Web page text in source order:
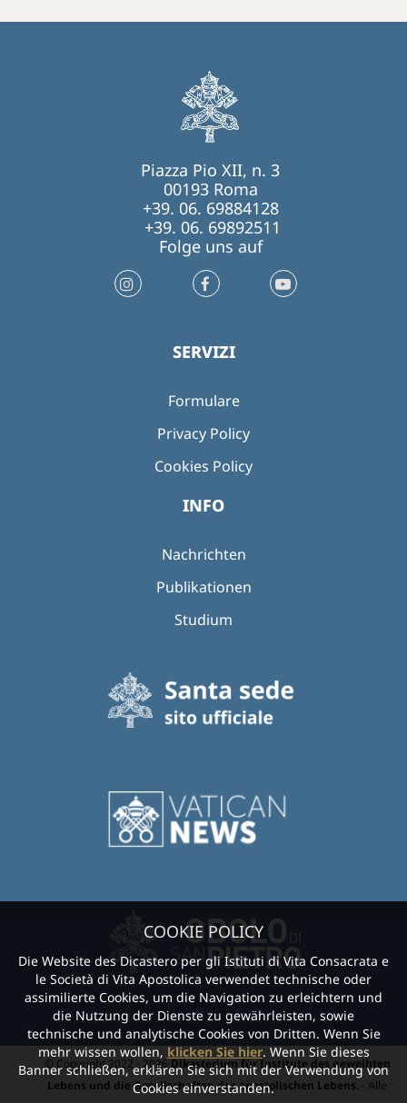
Piazza Pio XII, n. 3
00193 Roma
+39. 06. 69884128
+39. 06. 69892511
Folge uns auf
SERVIZI
Formulare
Privacy Policy
Cookies Policy
INFO
Nachrichten
Publikationen
Studium
© Copyright 2022 - 2026Dikasterium für Institute des geweihten
Lebens und die Gesellschaften des apostolischen Lebens. - Alle
COOKIE POLICY
Die Website des Dicastero per gli Istituti di Vita Consacrata e
le Società di Vita Apostolica verwendet technische oder
assimilierte Cookies, um die Navigation zu erleichtern und
die Nutzung der Dienste zu gewährleisten, sowie
technische und analytische Cookies von Dritten. Wenn Sie
mehr wissen wollen,klicken Sie hier. Wenn Sie dieses
Banner schließen, erklären Sie sich mit der Verwendung von
Cookies einverstanden.